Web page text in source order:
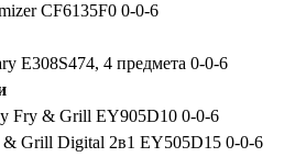
CF6135F0 0-0-6
E308S474, 4 предмета 0-0-6
Fry & Grill EY905D10 0-0-6
& Grill Digital 2в1 EY505D15 0-0-6